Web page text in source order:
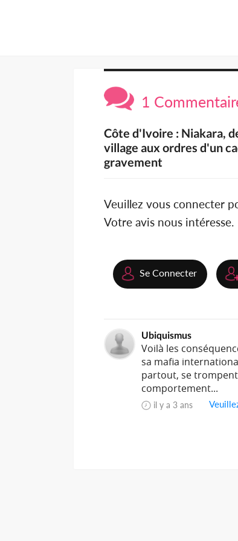
1
Côte d'Ivoire : Niakara,
village aux ordres d'un
gravement
Veuillez vous connecter
Votre avis nous intéresse.
Se Connecter
Ubiquismus
Voilà les
sa mafia
partout, se
comportement...
il y a 3 ans